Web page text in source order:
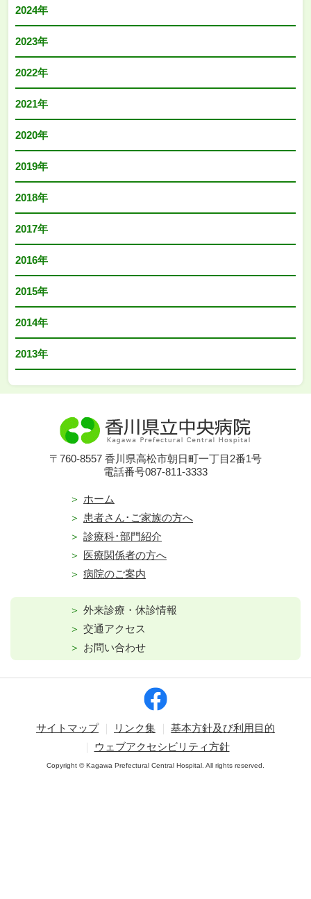
2024年
2023年
2022年
2021年
2020年
2019年
2018年
2017年
2016年
2015年
2014年
2013年
〒760-8557 香川県高松市朝日町一丁目2番1号
電話番号087-811-3333
ホーム
患者さん･ご家族の方へ
診療科･部門紹介
医療関係者の方へ
病院のご案内
外来診療・休診情報
交通アクセス
お問い合わせ
サイトマップ リンク集
基本方針及び利用目的
ウェブアクセシビリティ方針
Copyright © Kagawa Prefectural Central Hospital. All rights reserved.